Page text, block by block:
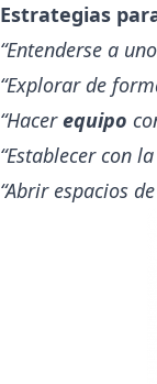
Estrategias
“Entenderse a
“Explorar de
“Hacerequipo
“Establecer con
“Abrir espacios de